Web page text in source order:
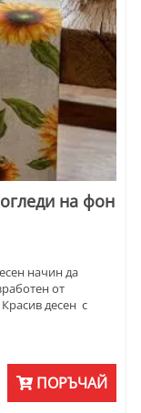
на фон
начин да
от
десен с
ПОРЪЧАЙ